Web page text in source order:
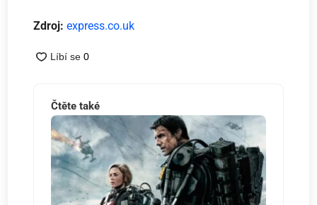
Zdroj:express.co.uk
Čtěte také